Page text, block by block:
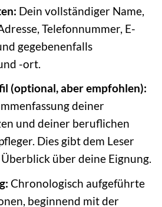
Dein vollständiger Name,
Telefonnummer, E-
gegebenenfalls
-ort.
(optional, aber empfohlen):
deiner
und deiner beruflichen
Dies gibt dem Leser
über deine Eignung.
Chronologisch aufgeführte
beginnend mit der